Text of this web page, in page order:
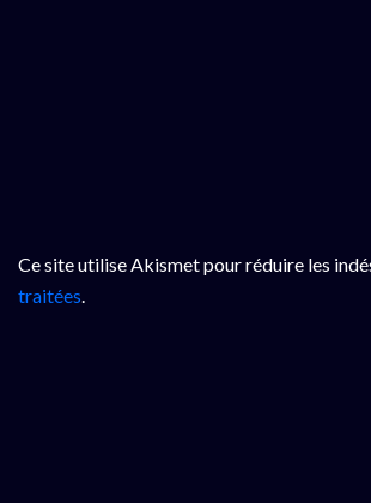
Ce site utilise Akismet pour réduire les
traitées.